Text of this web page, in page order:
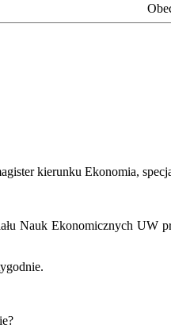
kierunku Ekonomia,
Nauk Ekonomicznych UW